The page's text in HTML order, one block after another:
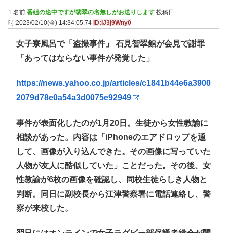
1 名前:番組の途中ですが翡翠の名無しがお送りします 投稿日
時:2023/02/10(金) 14:34:05.74 ID:iJ3j9Wny0
女子寮風呂で「盗撮事件」 石見智翠館が会見で謝罪
「あってはならない事件が発覚した」
https://news.yahoo.co.jp/articles/c1841b44e6a3900
2079d78e0a54a3d0075e92949
事件が表面化したのが1月20日。生徒から女性教諭に
相談があった。内容は「iPhoneのエアドロップを通
して、画像が入り込んできた。その画像に写っていた
人物が友人に酷似していた」ことだった。その後、女
性教諭が6枚の画像を確認し、同校生徒らしき人物と
判断。同日に副校長から江津警察署に電話連絡し、警
察が来校した。